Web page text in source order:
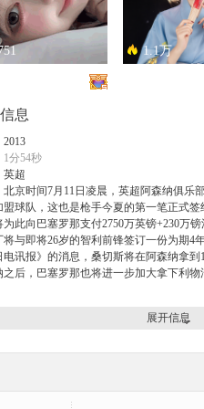
总是让人患得患失。。。
1.1万
只能接受
万
朗大男孩！
1.3万
惊为天人
息
2013
分54秒
英超
北京时间7月11日凌晨，英超阿森纳俱乐
盟球队，这也是枪手今夏的第一笔正式
此向巴塞罗那支付2750万英镑+230万镑
将与即将26岁的智利前锋签订一份为期4
电讯报》的消息，桑切斯将在阿森纳拿
之后，巴塞罗那也将进一步加大拿下利
展开信息